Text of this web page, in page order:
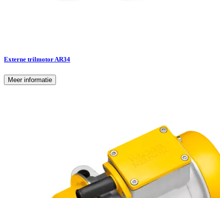
Externe trilmotor AR34
Meer informatie